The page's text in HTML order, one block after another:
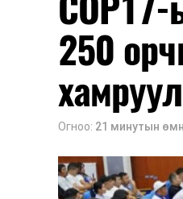
250
Огноо: 21 минутын